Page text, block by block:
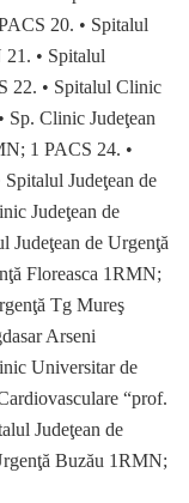
20. • Spitalul
21. • Spitalul
22. • Spitalul Clinic
Clinic Judeţean
1 PACS 24. •
Judeţean de
Judeţean de
Judeţean de Urgenţă
Floreasca 1RMN;
Tg Mureş
Arseni
Universitar de
“prof.
Judeţean de
Buzău 1RMN;